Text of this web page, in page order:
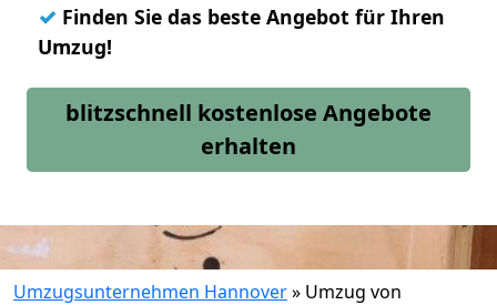
✓ Finden Sie das beste Angebot für Ihren
Umzug!
blitzschnell kostenlose Angebote
erhalten
Umzugsunternehmen Hannover» Umzug von